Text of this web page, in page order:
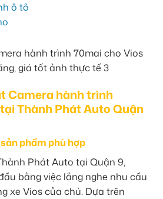
Camera hành trình
Thành Phát Auto Quận
phẩm phù hợp
Phát Auto tại Quận 9,
bằng việc lắng nghe nhu cầu
xe Vios của chú. Dựa trên